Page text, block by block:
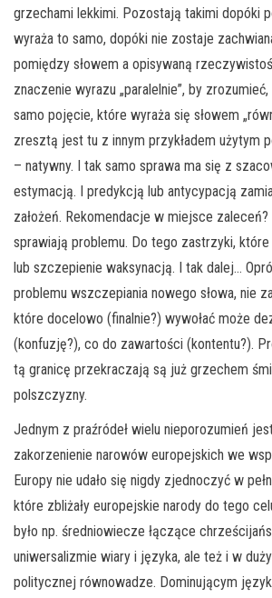
grzechami lekkimi. Pozostają takimi dopóki
wyraża to samo, dopóki nie zostaje
pomiędzy słowem a opisywaną
znaczenie wyrazu „paralelnie”, by
samo pojęcie, które wyraża się słowem
zresztą jest tu z innym przykładem użytym
– natywny. I tak samo sprawa ma się z
estymacją. I predykcją lub antycypacją
założeń. Rekomendacje w miejsce
sprawiają problemu. Do tego zastrzyki,
lub szczepienie waksynacją. I tak dalej…
problemu wszczepiania nowego słowa, nie
które docelowo (finalnie?) wywołać może
(konfuzję?), co do zawartości (kontentu?).
tą granicę przekraczają są już grzechem
polszczyzny.
Jednym z praźródeł wielu nieporozumień
zakorzenienie narowów europejskich we
Europy nie udało się nigdy zjednoczyć w
które zbliżały europejskie narody do tego
było np. średniowiecze łączące
uniwersalizmie wiary i języka, ale też i w
politycznej równowadze. Dominującym